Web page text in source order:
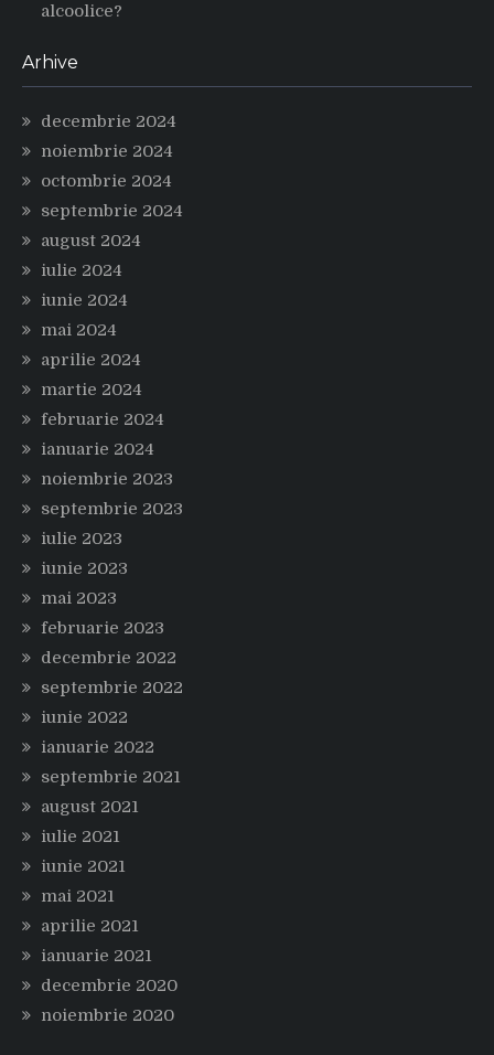
alcoolice?
Arhive
decembrie 2024
noiembrie 2024
octombrie 2024
septembrie 2024
august 2024
iulie 2024
iunie 2024
mai 2024
aprilie 2024
martie 2024
februarie 2024
ianuarie 2024
noiembrie 2023
septembrie 2023
iulie 2023
iunie 2023
mai 2023
februarie 2023
decembrie 2022
septembrie 2022
iunie 2022
ianuarie 2022
septembrie 2021
august 2021
iulie 2021
iunie 2021
mai 2021
aprilie 2021
ianuarie 2021
decembrie 2020
noiembrie 2020